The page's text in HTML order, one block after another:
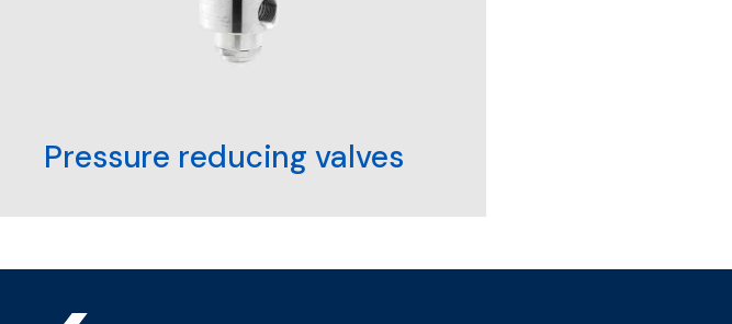
Pressure reducing valves